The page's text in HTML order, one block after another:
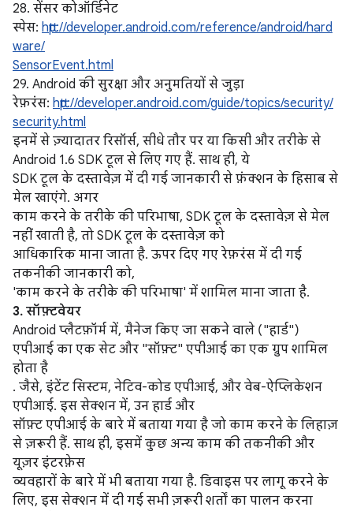
28. सेंसर कोऑर्डिनेट
स्पेस: http://developer.android.com/reference/android/hard
ware/
SensorEvent.html
29. Android की सुरक्षा और अनुमतियों से जुड़ा
रेफ़रंस: http://developer.android.com/guide/topics/security/
security.html
इनमें से ज़्यादातर रिसॉर्स, सीधे तौर पर या किसी और तरीके से
Android 1.6 SDK टूल से लिए गए हैं. साथ ही, ये
SDK टूल के दस्तावेज़ में दी गई जानकारी से फ़ंक्शन के हिसाब से
मेल खाएंगे. अगर
काम करने के तरीके की परिभाषा, SDK टूल के दस्तावेज़ से मेल
नहीं खाती है, तो SDK टूल के दस्तावेज़ को
आधिकारिक माना जाता है. ऊपर दिए गए रेफ़रंस में दी गई
तकनीकी जानकारी को,
'काम करने के तरीके की परिभाषा' में शामिल माना जाता है.
3. सॉफ़्टवेयर
Android प्लैटफ़ॉर्म में, मैनेज किए जा सकने वाले ("हार्ड")
एपीआई का एक सेट और "सॉफ़्ट" एपीआई का एक ग्रुप शामिल
होता है
. जैसे, इंटेंट सिस्टम, नेटिव-कोड एपीआई, और वेब-ऐप्लिकेशन
एपीआई. इस सेक्शन में, उन हार्ड और
सॉफ़्ट एपीआई के बारे में बताया गया है जो काम करने के लिहाज़
से ज़रूरी हैं. साथ ही, इसमें कुछ अन्य काम की तकनीकी और
यूज़र इंटरफ़ेस
व्यवहारों के बारे में भी बताया गया है. डिवाइस पर लागू करने के
लिए, इस सेक्शन में दी गई सभी ज़रूरी शर्तों का पालन करना